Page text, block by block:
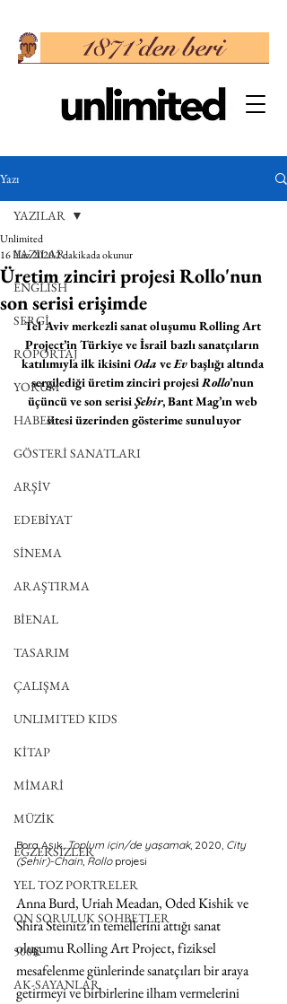
Yazı
YAZILAR
ENGLISH
SERGİ
RÖPORTAJ
YORUM
HABER
GÖSTERİ SANATLARI
ARŞİV
EDEBİYAT
SİNEMA
ARAŞTIRMA
BİENAL
TASARIM
ÇALIŞMA
UNLIMITED KIDS
KİTAP
MİMARİ
MÜZİK
EGZERSİZLER
YEL TOZ PORTRELER
ON SORULUK SOHBETLER
500K
AK-SAYANLAR
YAZILAR
Üretim zinciri projesi Rollo'nun
son serisi erişimde
Unlimited
16 Haz 20202 dakikada okunur
Tel Aviv merkezli sanat oluşumu Rolling Art
Project’in Türkiye ve İsrail bazlı sanatçıların
katılımıyla ilk ikisini Oda ve Ev başlığı altında
sergilediği üretim zinciri projesi Rollo’nun
üçüncü ve son serisi Şehir, Bant Mag’ın web
sitesi üzerinden gösterime sunuluyor
Bora Aşık, Toplum için/de yaşamak, 2020, City
(Şehir)-Chain Rollo projesi
Anna Burd, Uriah Meadan, Oded Kishik ve
Shira Steinitz’ın temellerini attığı sanat
oluşumu Rolling Art Project, fiziksel
mesafelenme günlerinde sanatçıları bir araya
getirmeyi ve birbirlerine ilham vermelerini